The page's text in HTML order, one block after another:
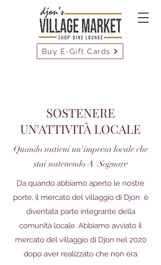
Buy E-Gift Cards
SOSTENERE
UN'ATTIVITÀ LOCALE
Quando sostieni un'impresa locale che
stai sostenendo ASognare
Da quando abbiamo aperto le nostre
porte, il mercato del villaggio di Djon è
diventata parte integrante della
comunità locale. Abbiamo avviato il
mercato del villaggio di Djon nel 2020
dopo aver realizzato che non era